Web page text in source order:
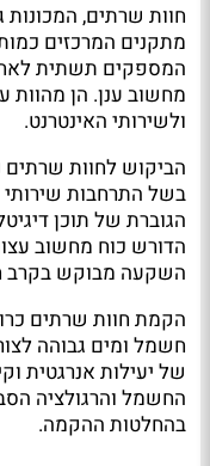
מתקנים המרכזים
המספקים תשתית
מחשוב ענן. הן מהוות
ולשירותי האינטרנט.
הביקוש לחוות
בשל התרחבות
הגוברת של תוכן
הדורש כוח מחשוב
השקעה מבוקש בקרב
הקמת חוות שרתים
חשמל ומים גבוהה
של יעילות אנרגטית
החשמל והרגולציה
בהחלטות ההקמה.